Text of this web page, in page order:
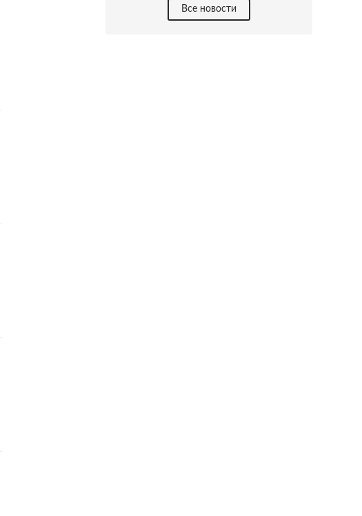
Все новости